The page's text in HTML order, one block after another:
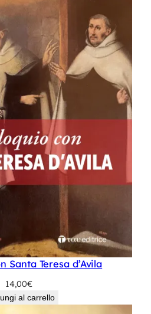
Santa Teresa d’Avila
14,00€
al carrello